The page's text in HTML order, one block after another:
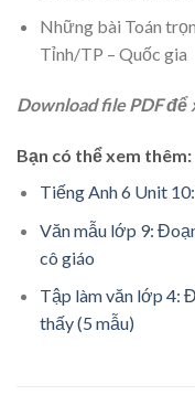
Những bài Toán
Tỉnh/TP – Quốc gia
Download file PDF để
Bạn có thể xem thêm:
Tiếng Anh 6 Unit
Văn mẫu lớp 9:
cô giáo
Tập làm văn lớp 4:
thấy (5 mẫu)